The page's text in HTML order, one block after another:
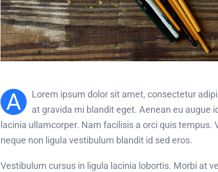
A
Lorem ipsum dolor sit amet, consectetur
at gravida mi blandit eget. Aenean eu
lacinia ullamcorper. Nam facilisis a orci quis
neque non ligula vestibulum blandit id sed eros.
Vestibulum cursus in ligula lacinia lobortis. Morbi at